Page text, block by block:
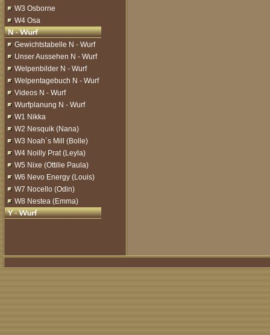
W3 Osborne
W4 Osa
Gewichtstabelle N - Wurf
Unser Aussehen N - Wurf
Welpenbilder N - Wurf
Welpentagebuch N - Wurf
Videos N - Wurf
Wurfplanung N - Wurf
W1 Nikka
W2 Nesquik (Nana)
W3 Noah´s Mill (Bolle)
W4 Noilly Prat (Leyla)
W5 Nixe (Ottilie Paula)
W6 Nevo Energy (Louis)
W7 Nocello (Odin)
W8 Nestea (Emma)